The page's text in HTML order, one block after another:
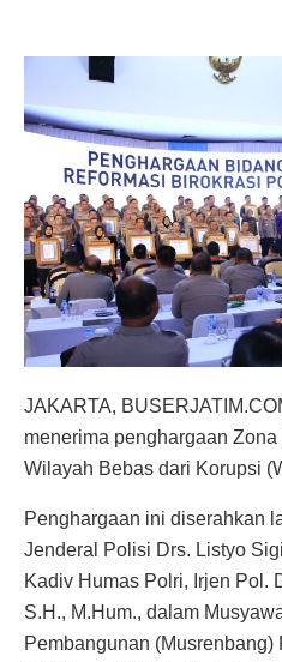
JAKARTA,
menerima penghargaan
Wilayah Bebas dari Korupsi
Penghargaan ini diserahkan
Jenderal Polisi Drs. Listyo
Kadiv Humas Polri, Irjen Pol.
S.H., M.Hum., dalam
Pembangunan (Musrenbang)